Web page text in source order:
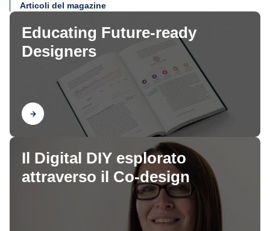
Articoli del magazine
Educating Future-ready
Designers
Scopri
Il Digital DIY esplorato
attraverso il Co-design